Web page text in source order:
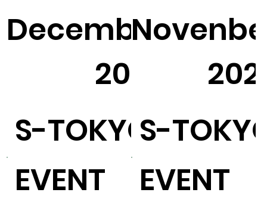
December
1
2025
S-TOKYO
EVENT
S-
EVENT